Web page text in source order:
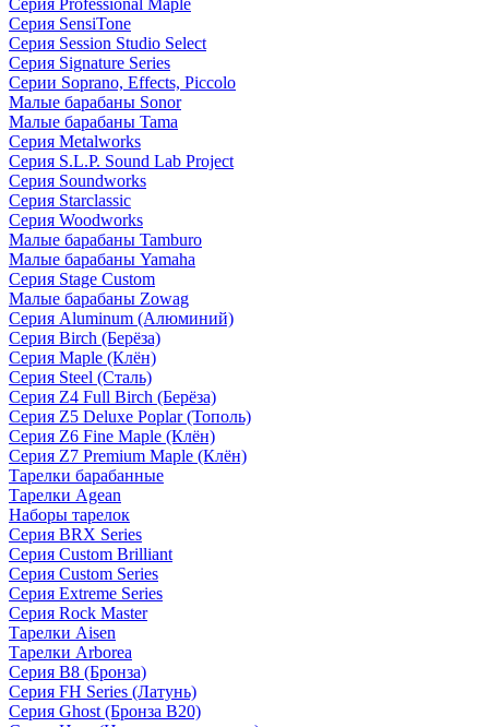
Серия Professional Maple
Серия SensiTone
Серия Session Studio Select
Серия Signature Series
Серии Soprano, Effects, Piccolo
Малые барабаны Sonor
Малые барабаны Tama
Серия Metalworks
Серия S.L.P. Sound Lab Project
Серия Soundworks
Серия Starclassic
Серия Woodworks
Малые барабаны Tamburo
Малые барабаны Yamaha
Серия Stage Custom
Малые барабаны Zowag
Серия Aluminum (Алюминий)
Серия Birch (Берёза)
Серия Maple (Клён)
Серия Steel (Сталь)
Серия Z4 Full Birch (Берёза)
Серия Z5 Deluxe Poplar (Тополь)
Серия Z6 Fine Maple (Клён)
Серия Z7 Premium Maple (Клён)
Тарелки барабанные
Тарелки Agean
Наборы тарелок
Серия BRX Series
Серия Custom Brilliant
Серия Custom Series
Серия Extreme Series
Серия Rock Master
Тарелки Aisen
Тарелки Arborea
Серия B8 (Бронза)
Серия FH Series (Латунь)
Серия Ghost (Бронза B20)